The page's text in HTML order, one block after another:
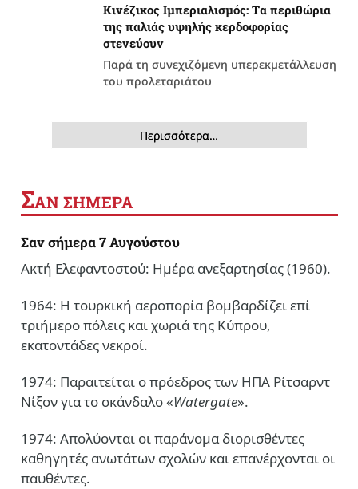
Κινέζικος Ιμπεριαλισμός: Tα περιθώρια
της παλιάς υψηλής κερδοφορίας
στενεύουν
Παρά τη συνεχιζόμενη υπερεκμετάλλευση
του προλεταριάτου
Περισσότερα…
ΣΑΝ ΣΗΜΕΡΑ
Σαν σήμερα 7 Αυγούστου
Ακτή Ελεφαντοστού: Ημέρα ανεξαρτησίας (1960).
1964: Η τουρκική αεροπορία βομβαρδίζει επί
τριήμερο πόλεις και χωριά της Κύπρου,
εκατοντάδες νεκροί.
1974: Παραιτείται ο πρόεδρος των ΗΠΑ Ρίτσαρντ
Νίξον για το σκάνδαλο «Watergate».
1974: Απολύονται οι παράνομα διορισθέντες
καθηγητές ανωτάτων σχολών και επανέρχονται οι
παυθέντες.